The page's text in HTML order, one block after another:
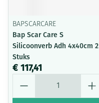
BAPSCARCARE
Bap Scar Care S
Silicoonverb Adh 4x40cm 2
Stuks
€ 117,41